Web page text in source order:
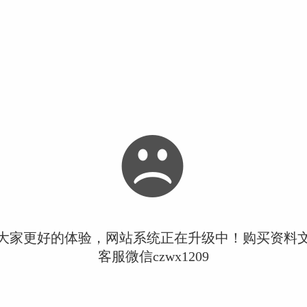
家更好的体验，网站系统正在升级中！购买资料
客服微信czwx1209